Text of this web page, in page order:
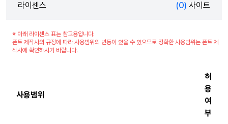
라이센스 (0) 사이트
※ 아래 라이센스 표는 참고용입니다.
폰트 제작사의 규정에 따라 사용범위의 변동이 있을 수 있으므로 정확한 사용범위는 폰트 제
작사에 확인하시기 바랍니다.
사용범위
허
용
여
부